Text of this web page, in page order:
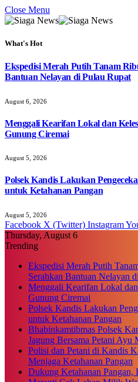
Close Menu
What's Hot
Ekspedisi Merah Putih Tanam
Bantuan Nelayan di Pulau Rupat
August 6, 2026
Menggali Kearifan Lokal dan
Gunung Ciremai
August 5, 2026
Polsek Kandis Lakukan
untuk Ketahanan Pangan
August 5, 2026
Facebook X (Twitter) Instagram
Thursday, August 6
Trending
Ekspedisi Merah Putih
Serahkan Bantuan Nelayan
Menggali Kearifan Lokal
Gunung Ciremai
Polsek Kandis Lakukan
untuk Ketahanan Pangan
Bhabinkamtibmas Polsek
Jagung Bersama Petani Ayu
Polisi dan Petani di Kandis
Menjaga Ketahanan Pangan
Dukung Ketahanan Pangan,